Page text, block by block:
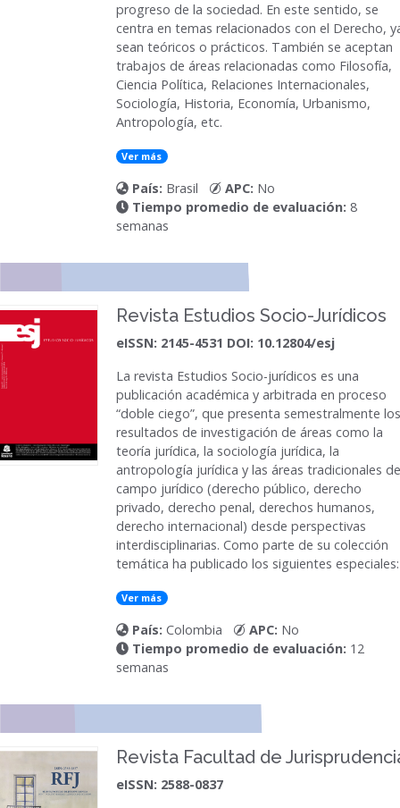
progreso de la sociedad. En este sentido, se
centra en temas relacionados con el Derecho,
sean teóricos o prácticos. También se aceptan
trabajos de áreas relacionadas como Filosofía,
Ciencia Política, Relaciones Internacionales,
Sociología, Historia, Economía, Urbanismo,
Antropología, etc.
Ver más
País: Brasil APC: No
Tiempo promedio de evaluación: 8
semanas
Revista Estudios Socio-Jurídicos
eISSN: 2145-4531 DOI: 10.12804/esj
La revista Estudios Socio-jurídicos es una
publicación académica y arbitrada en proceso
“doble ciego”, que presenta semestralmente los
resultados de investigación de áreas como la
teoría jurídica, la sociología jurídica, la
antropología jurídica y las áreas tradicionales
campo jurídico (derecho público, derecho
privado, derecho penal, derechos humanos,
derecho internacional) desde perspectivas
interdisciplinarias. Como parte de su colección
temática ha publicado los siguientes especiales:
Ver más
País: Colombia APC: No
Tiempo promedio de evaluación: 12
semanas
Revista Facultad de
eISSN: 2588-0837